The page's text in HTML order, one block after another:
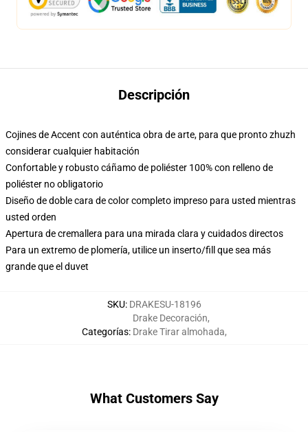
Descripción
Cojines de Accent con auténtica obra de arte, para que pronto zhuzh
considerar cualquier habitación
Confortable y robusto cáñamo de poliéster 100% con relleno de
poliéster no obligatorio
Diseño de doble cara de color completo impreso para usted mientras
usted orden
Apertura de cremallera para una mirada clara y cuidados directos
Para un extremo de plomería, utilice un inserto/fill que sea más
grande que el duvet
SKU: DRAKESU-18196
Categorías:
Drake Decoración,
Drake Tirar almohada,
What Customers Say